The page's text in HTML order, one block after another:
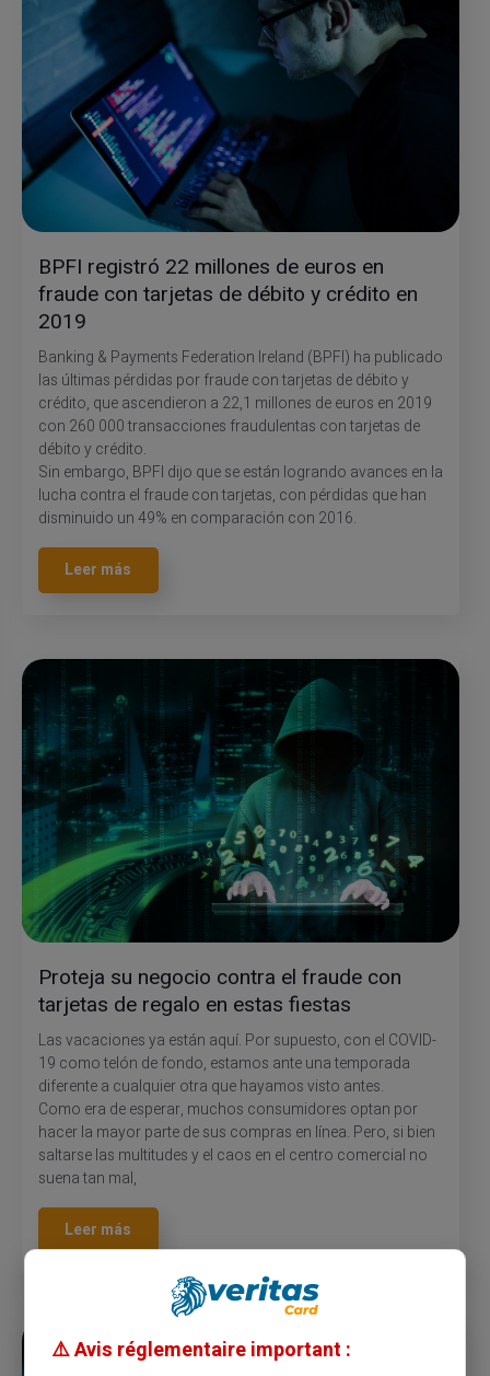
BPFI registró 22 millones de euros en
fraude con tarjetas de débito y crédito en
2019
Banking & Payments Federation Ireland (BPFI) ha publicado
las últimas pérdidas por fraude con tarjetas de débito y
crédito, que ascendieron a 22,1 millones de euros en 2019
con 260 000 transacciones fraudulentas con tarjetas de
débito y crédito.
Sin embargo, BPFI dijo que se están logrando avances en la
lucha contra el fraude con tarjetas, con pérdidas que han
disminuido un 49% en comparación con 2016.
Leer más
Proteja su negocio contra el fraude con
tarjetas de regalo en estas fiestas
Las vacaciones ya están aquí. Por supuesto, con el COVID-
19 como telón de fondo, estamos ante una temporada
diferente a cualquier otra que hayamos visto antes.
Como era de esperar, muchos consumidores optan por
hacer la mayor parte de sus compras en línea. Pero, si bien
saltarse las multitudes y el caos en el centro comercial no
suena tan mal,
Leer más
⚠️ Avis réglementaire important :